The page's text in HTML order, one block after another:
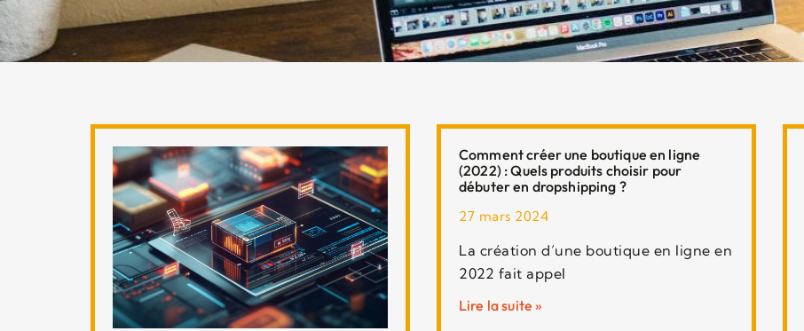
Comment créer une boutique en ligne
(2022) : Quels produits choisir pour
débuter en dropshipping ?
27 mars 2024
La création d’une boutique en ligne en
2022 fait appel
Lire la suite »